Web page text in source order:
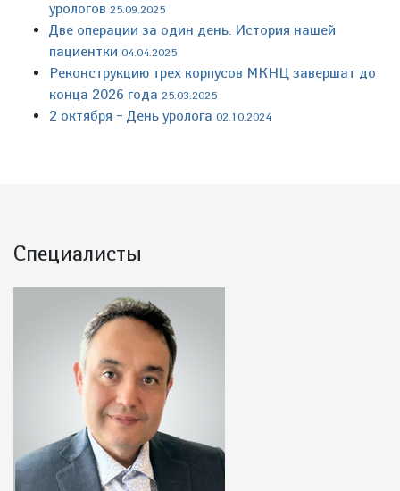
урологов 25.09.2025
Две операции за один день. История нашей
пациентки 04.04.2025
Реконструкцию трех корпусов МКНЦ завершат до
конца 2026 года 25.03.2025
2 октября – День уролога 02.10.2024
Специалисты